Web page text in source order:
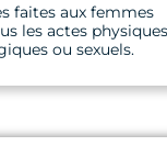
faites aux femmes
les actes
ou sexuels.